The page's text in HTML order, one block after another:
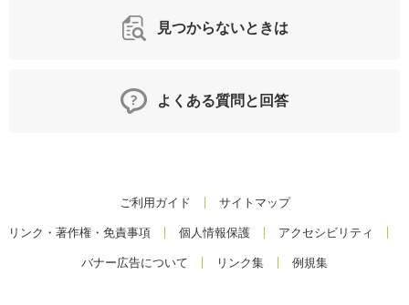
見つからないときは
よくある質問と回答
ご利用ガイド サイトマップ
リンク・著作権・免責事項 個人情報保護 アクセシビリティ
バナー広告について リンク集 例規集